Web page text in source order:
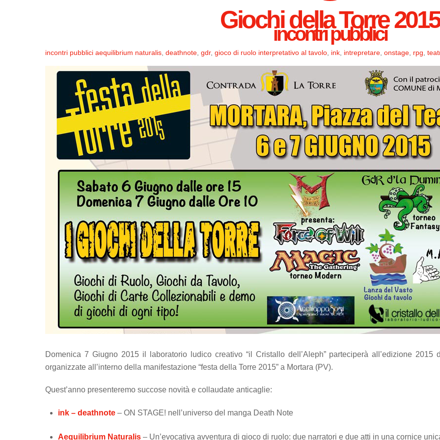
Giochi della Torre 2015
incontri pubblici
incontri pubblici aequilibrium naturalis, deathnote, gdr, gioco di ruolo interpretativo al tavolo, ink, intrepretare, onstage, rpg,
Domenica 7 Giugno 2015 il laboratorio ludico creativo “il Cristallo dell’Aleph” parteciperà all’edizione 2015
organizzate all’interno della manifestazione “festa della Torre 2015” a Mortara (PV).
Quest’anno presenteremo succose novità e collaudate anticaglie:
ink – deathnote– ON STAGE! nell’universo del manga Death Note
Aequilibrium Naturalis– Un’evocativa avventura di gioco di ruolo: due narratori e due atti in una cornice